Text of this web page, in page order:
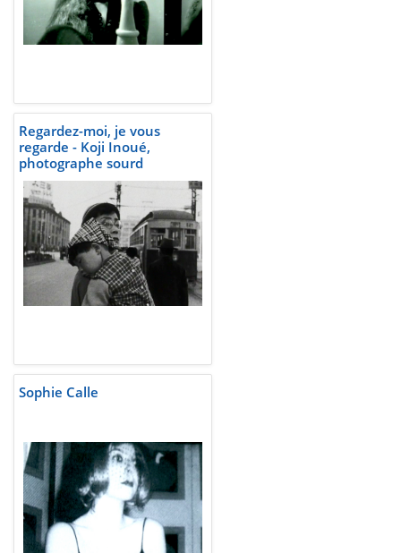
Regardez-moi, je vous
regarde - Koji Inoué,
photographe sourd
Sophie Calle